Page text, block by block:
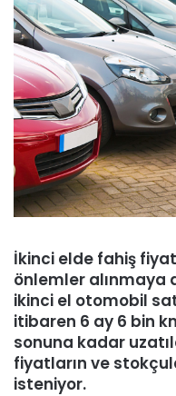
İkinci elde fahiş
önlemler alınmaya
ikinci el otomobil
itibaren 6 ay 6 bin
sonuna kadar
fiyatların ve
isteniyor.